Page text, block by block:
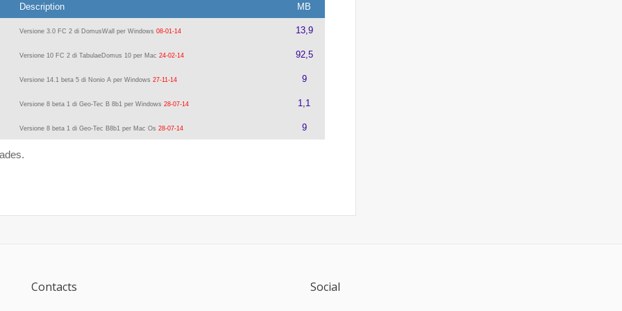
Description MB
Versione 3.0 FC 2 di DomusWall per Windows 08-01-14 13,9
Versione 10 FC 2 di TabulaeDomus 10 per Mac 24-02-14 92,5
Versione 14.1 beta 5 di Nonio A per Windows 27-11-14 9
Versione 8 beta 1 di Geo-Tec B 8b1 per Windows 28-07-14 1,1
Versione 8 beta 1 di Geo-Tec B8b1 per Mac Os 28-07-14 9
Contacts Social